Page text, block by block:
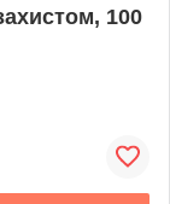
100